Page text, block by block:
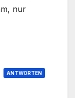
nur
ANTWORTEN